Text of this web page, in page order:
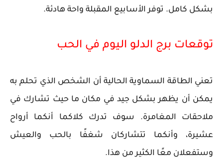
بشكل كامل. توفر الأسابيع المقبلة واحة هادئة.
توقعات برج الدلو اليوم في الحب
تعني الطاقة السماوية الحالية أن الشخص الذي تحلم به
يمكن أن يظهر بشكل جيد في مكان ما حيث تشارك في
ملاحقات المغامرة. سوف تدرك كلاكما أنكما أرواح
عشيرة، وأنكما تتشاركان شغفًا بالحب والعيش
وستفعلان معًا الكثير من هذا.